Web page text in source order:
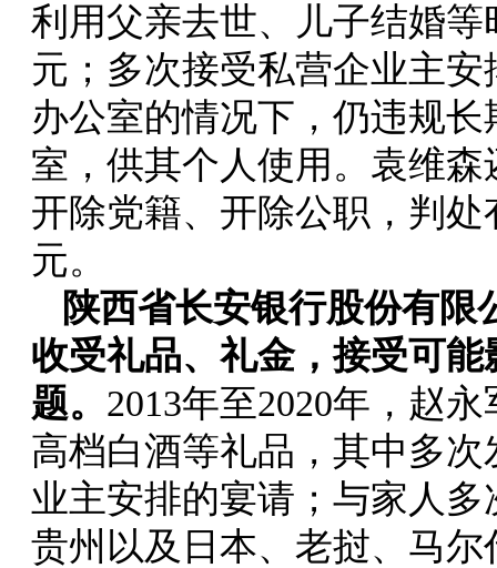
利用父亲去世、儿子结婚
元；多次接受私营企业主
办公室的情况下，仍违规
室，供其个人使用。袁维
开除党籍、开除公职，判
元。
陕西省长安银行股份有
收受礼品、礼金，接受可
题。 2013年至2020年，赵
高档白酒等礼品，其中多
业主安排的宴请；与家人
贵州以及日本、老挝、马